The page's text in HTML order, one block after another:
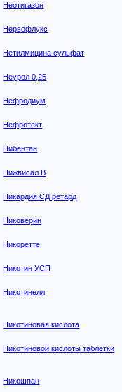
Неотигазон
Нервофлукс
Нетилмицина сульфат
Неурол 0,25
Нефродиум
Нефротект
Нибентан
Нижвисал В
Никардия СД ретард
Никоверин
Никоретте
Никотин УСП
Никотинелл
Никотиновая кислота
Никотиновой кислоты таблетки
Никошпан